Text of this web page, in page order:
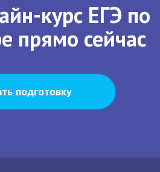
курс ЕГЭ по
прямо сейчас
подготовку